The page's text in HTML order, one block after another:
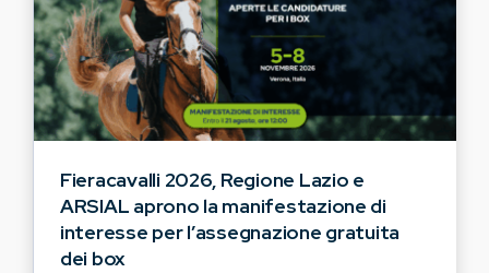
Fieracavalli 2026, Regione Lazio e
ARSIAL aprono la manifestazione di
interesse per l’assegnazione gratuita
dei box